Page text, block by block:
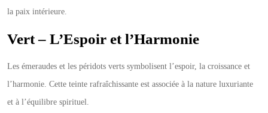
la paix intérieure.
Vert – L’Espoir et l’Harmonie
Les émeraudes et les péridots verts symbolisent l’espoir, la croissance et
l’harmonie. Cette teinte rafraîchissante est associée à la nature luxuriante
et à l’équilibre spirituel.